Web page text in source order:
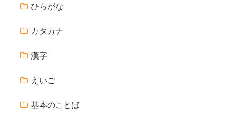
ひらがな
カタカナ
漢字
えいご
基本のことば